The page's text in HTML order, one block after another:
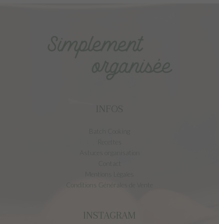
INFOS
Conditions Générales de Vente
INSTAGRAM